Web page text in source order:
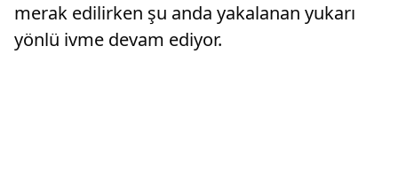
merak edilirken şu anda yakalanan yukarı
yönlü ivme devam ediyor.